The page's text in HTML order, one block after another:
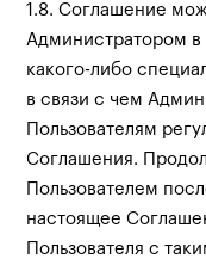
1.8. Соглашение
Администратором
какого-либо
в связи с чем
Пользователям
Соглашения.
Пользователем
настоящее
Пользователя с